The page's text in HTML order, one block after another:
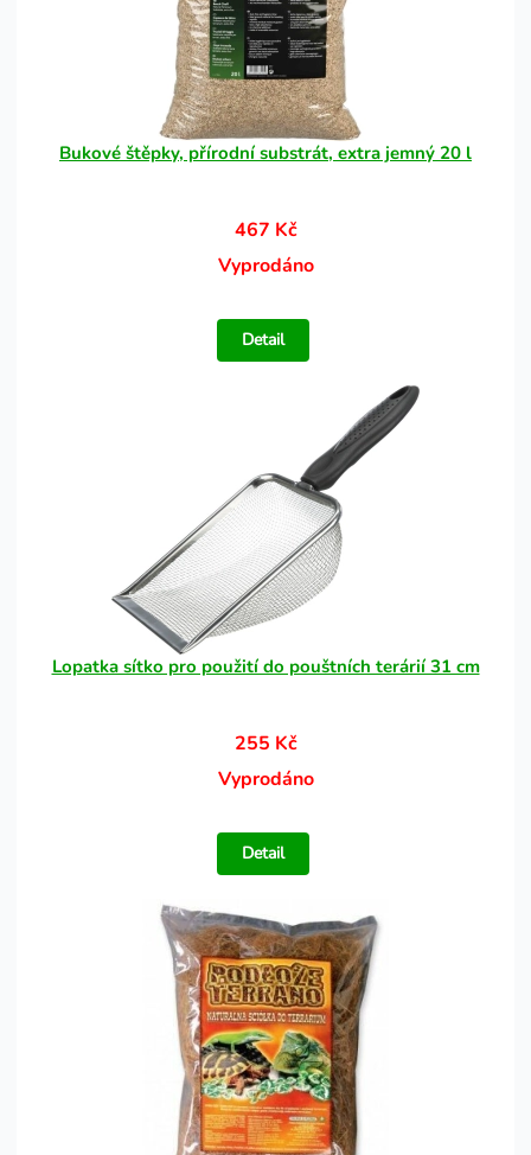
Bukové štěpky, přírodní substrát, extra jemný 20 l
467 Kč
Vyprodáno
Detail
Lopatka sítko pro použití do pouštních terárií 31 cm
255 Kč
Vyprodáno
Detail